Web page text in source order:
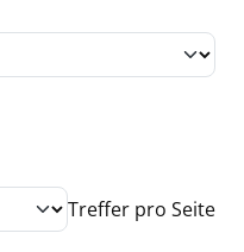
Treffer pro Seite